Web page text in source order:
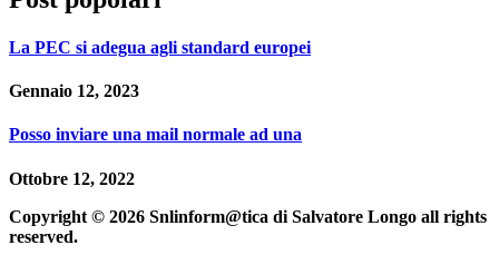
La PEC si adegua agli standard europei
Gennaio 12, 2023
Posso inviare una mail normale ad una
Ottobre 12, 2022
Copyright © 2026 Snlinform@tica di Salvatore Longo all rights
reserved.